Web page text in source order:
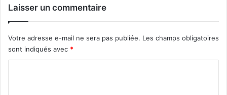
Laisser un commentaire
Votre adresse e-mail ne sera pas publiée. Les champs obligatoires
sont indiqués avec *